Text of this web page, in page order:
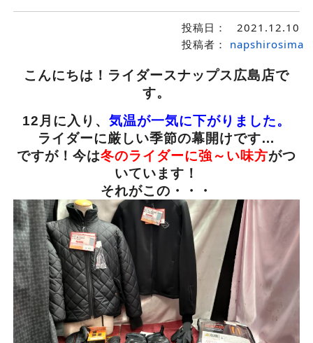
投稿日：
2021.12.10
投稿者：
napshirosima
こんにちは！ライダースナップス広島店で
す。
12月に入り、 気温が一気に下がりました。
ライダーに厳しい季節の幕開けです…
ですが！今は冬のライダーに強～い味方がつ
いています！
それがこの・・・